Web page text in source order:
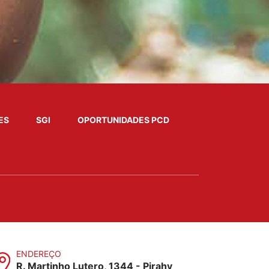
SGI OPORTUNIDADES PCD
ENDEREÇO
R. Martinho Lutero, 1344 - Pirahy